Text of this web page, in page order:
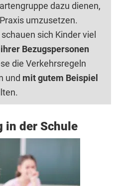
dazu dienen,
umzusetzen.
sich Kinder viel
Bezugspersonen
die Verkehrsregeln
und mit gutem Beispiel
in der Schule